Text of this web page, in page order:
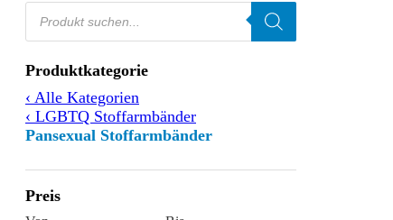
Products
search
Filtern
nach
Produktkategorie
‹ Alle Kategorien
‹ LGBTQ Stoffarmbänder
Pansexual Stoffarmbänder
Preis